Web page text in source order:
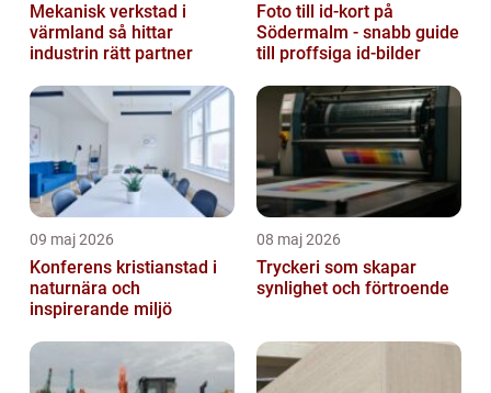
Mekanisk verkstad i
värmland så hittar
industrin rätt partner
Foto till id-kort på
Södermalm - snabb guide
till proffsiga id-bilder
09 maj 2026
Konferens kristianstad i
naturnära och
inspirerande miljö
08 maj 2026
Tryckeri som skapar
synlighet och förtroende